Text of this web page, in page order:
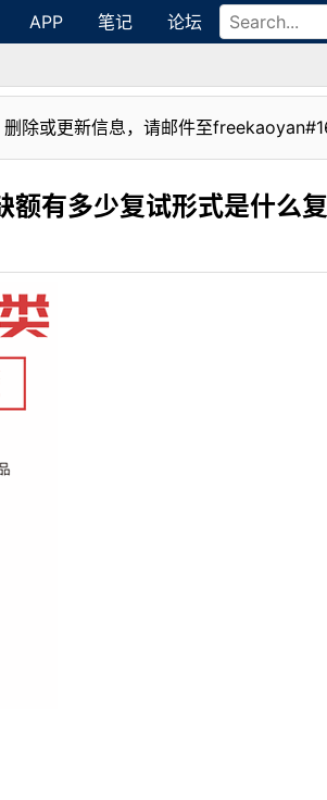
APP 笔记 论坛
删除或更新信息，请邮件至
有多少复试形式是什么